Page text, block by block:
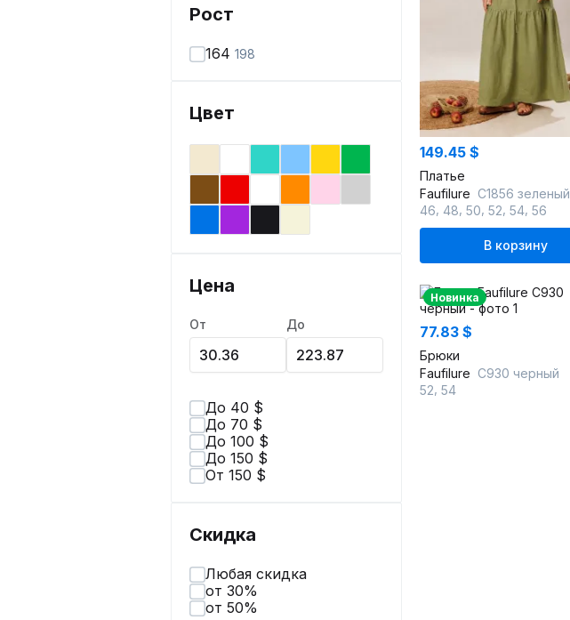
Рост
164 198
Цвет
Цена
От До
До 40 $
До 70 $
До 100 $
До 150 $
От 150 $
Скидка
Любая скидка
от 30%
от 50%
149.45 $
Платье
Faufilure C1856 зеленый
46 48 50 52 54 56
В корзину
Новинка
77.83 $
Брюки
Faufilure C930 черный
52 54